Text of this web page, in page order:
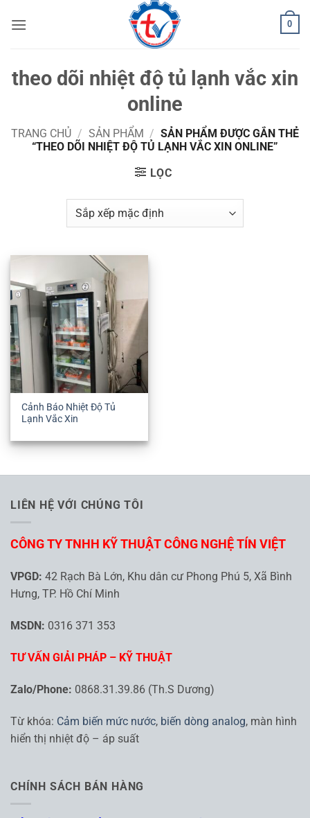
qua
0
theo dõi nhiệt độ tủ lạnh vắc xin
online
TRANG CHỦ / SẢN PHẨM / SẢN PHẨM ĐƯỢC GẮN THẺ
“THEO DÕI NHIỆT ĐỘ TỦ LẠNH VẮC XIN ONLINE”
LỌC
Cảnh Báo Nhiệt Độ Tủ
Lạnh Vắc Xin
LIÊN HỆ VỚI CHÚNG TÔI
CÔNG TY TNHH KỸ THUẬT CÔNG NGHỆ TÍN VIỆT
VPGD: 42 Rạch Bà Lớn, Khu dân cư Phong Phú 5, Xã Bình
Hưng, TP. Hồ Chí Minh
MSDN: 0316 371 353
TƯ VẤN GIẢI PHÁP – KỸ THUẬT
Zalo/Phone: 0868.31.39.86 (Th.S Dương)
Từ khóa: Cảm biến mức nước, biến dòng analog, màn hình
hiển thị nhiệt độ – áp suất
CHÍNH SÁCH BÁN HÀNG